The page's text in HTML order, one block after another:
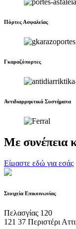
Πόρτες Ασφαλείας
Γκαραζόπορτες
Αντιδιαρρηκτικά Συστήματα
Με συνέπεια
Είμαστε εδώ για εσάς
Στοιχεία Επικοινωνίας
Πελασγίας 120
121 37 Περιστέρι